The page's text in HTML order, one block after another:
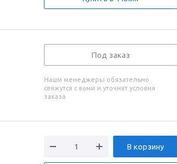
Под заказ
Наши менеджеры обязательно
свяжутся с вами и уточнят условия
заказа
В корзину